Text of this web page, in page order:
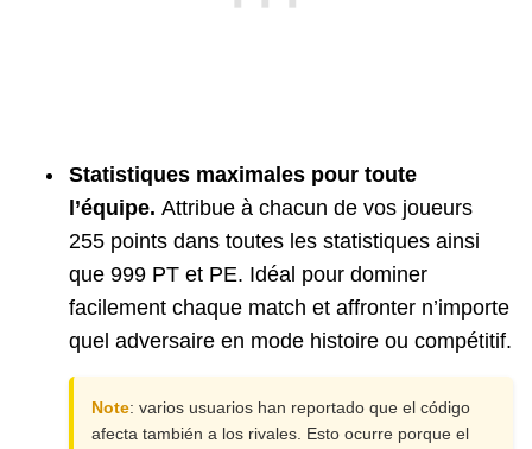
Statistiques maximales pour toute
l’équipe. Attribue à chacun de vos joueurs
255 points dans toutes les statistiques ainsi
que 999 PT et PE. Idéal pour dominer
facilement chaque match et affronter n’importe
quel adversaire en mode histoire ou compétitif.
Note: varios usuarios han reportado que el código
afecta también a los rivales. Esto ocurre porque el